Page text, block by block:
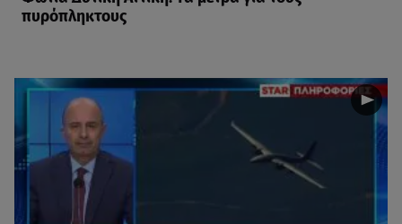
πυρόπληκτους